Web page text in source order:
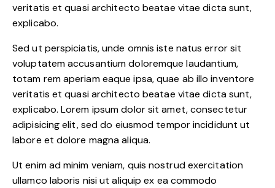
veritatis et quasi architecto beatae vitae dicta sunt,
explicabo.
Sed ut perspiciatis, unde omnis iste natus error sit
voluptatem accusantium doloremque laudantium,
totam rem aperiam eaque ipsa, quae ab illo inventore
veritatis et quasi architecto beatae vitae dicta sunt,
explicabo. Lorem ipsum dolor sit amet, consectetur
adipisicing elit, sed do eiusmod tempor incididunt ut
labore et dolore magna aliqua.
Ut enim ad minim veniam, quis nostrud exercitation
ullamco laboris nisi ut aliquip ex ea commodo